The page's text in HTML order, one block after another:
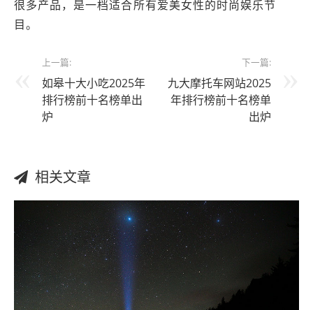
很多产品，是一档适合所有爱美女性的时尚娱乐节
目。
上一篇:
如皋十大小吃2025年
排行榜前十名榜单出
炉
下一篇:
九大摩托车网站2025
年排行榜前十名榜单
出炉
相关文章